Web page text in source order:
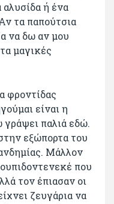
αλυσίδα ή ένα
τα παπούτσια
να δω αν μου
μαγικές
φροντίδας
είναι η
γράψει παλιά εδώ.
εξώπορτα του
Μάλλον
που
τον έπιασαν οι
ζευγάρια να